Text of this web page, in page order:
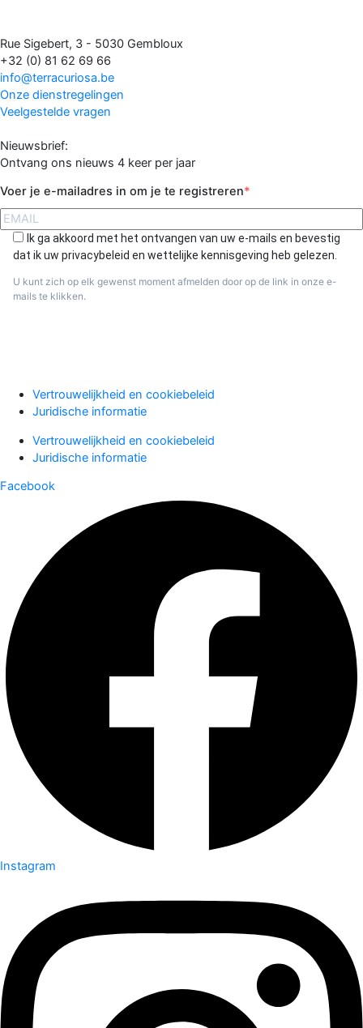
Rue Sigebert, 3 - 5030 Gembloux
+32 (0) 81 62 69 66
info@terracuriosa.be
Onze dienstregelingen
Veelgestelde vragen
Nieuwsbrief:
Ontvang ons nieuws 4 keer per jaar
Voer je e-mailadres in om je te registreren
Ik ga akkoord met het ontvangen van uw e-mails en bevestig
dat ik uw privacybeleid en wettelijke kennisgeving heb gelezen.
U kunt zich op elk gewenst moment afmelden door op de link in onze e-
mails te klikken.
Vertrouwelijkheid en cookiebeleid
Juridische informatie
Vertrouwelijkheid en cookiebeleid
Juridische informatie
Facebook
Instagram